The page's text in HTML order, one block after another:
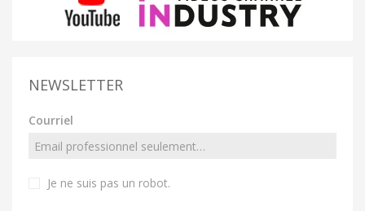
NEWSLETTER
Courriel
Je ne suis pas un robot.